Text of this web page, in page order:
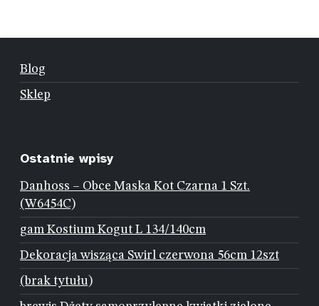
Blog
Sklep
Ostatnie wpisy
Danhoss – Obce Maska Kot Czarna 1 Szt.
(W6454C)
gam Kostium Kogut L 134/140cm
Dekoracja wisząca Swirl czerwona 56cm 12szt
(brak tytułu)